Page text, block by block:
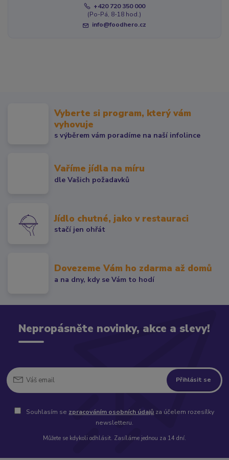
+420 720 350 000
(Po-Pá, 8-18 hod.)
info@foodhero.cz
Vyberte si program, který vám
vyhovuje
s výběrem vám poradíme na naší infolince
Vaříme jídla na míru
dle Vašich požadavků
Jídlo chutné, jako v restauraci
stačí jen ohřát
Dovezeme Vám ho zdarma až domů
a na dny, kdy se Vám to hodí
Nepropásněte novinky, akce a slevy!
Přihlásit se
Souhlasím se zpracováním osobních údajů za účelem rozesílky
newsletteru.
Můžete se kdykoli odhlásit. Zasíláme jednou za 14 dní.